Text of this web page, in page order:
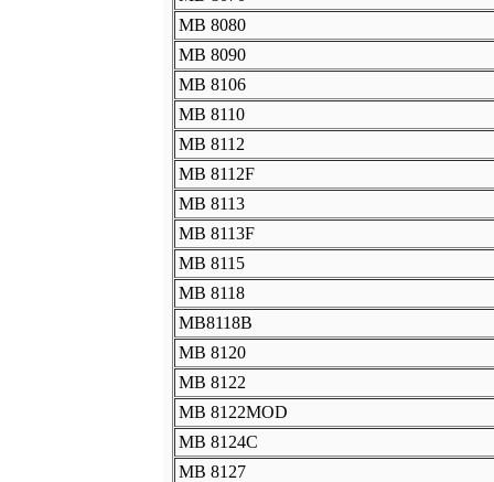
MB 8080
MB 8090
MB 8106
MB 8110
MB 8112
MB 8112F
MB 8113
MB 8113F
MB 8115
MB 8118
MB8118B
MB 8120
MB 8122
MB 8122MOD
MB 8124C
MB 8127